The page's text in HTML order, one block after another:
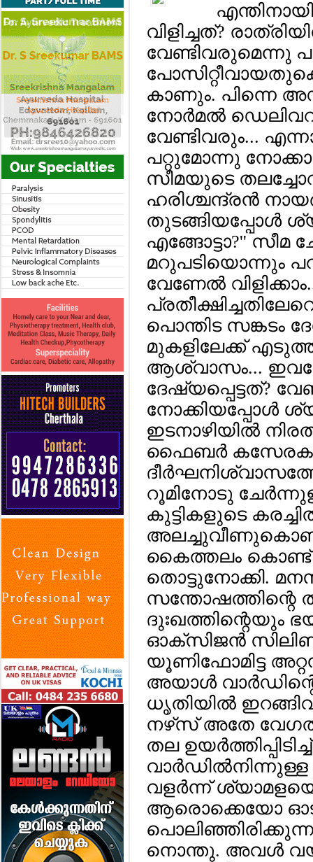
വിളിച്ചത്?
വേണ്ടിവരുമെന്നു
കാണും. പിന്നെ
നോര്‍മല്‍
വേണ്ടിവരും...
പറ്റുമോന്നു
സീമയുടെ
ഹരിശ്ചന്ദ്രന്‍
തുടങ്ങിയപ്പോള്‍
എങ്ങോട്ടാ?'' സീമ
മറുപടിയൊന്നും
വേണേല്‍
പൊന്തിട സങ്കടം
മുകളിലേക്ക്
ആശ്വാസം...
ദേഷ്യപ്പെട്ടത്?
നോക്കിയപ്പോള്‍
ഇടനാഴിയില്‍
ഫൈബര്‍
റൂമിനോടു
കുട്ടികളുടെ
കൈത്തലം കൊണ്ട്
തൊട്ടുനോക്കി.
സന്തോഷത്തിന്റെ
ദുഃഖത്തിന്റെയും
ഓക്‌സിജന്‍
യൂണിഫോമിട്ട
അയാള്‍
ധൃതിയില്‍
നഴ്‌സ് അതേ
തല
വാര്‍ഡില്‍നിന്നുള്ള
വളര്‍ന്ന്
ആരൊക്കെയോ
നൊന്തു. അവള്‍